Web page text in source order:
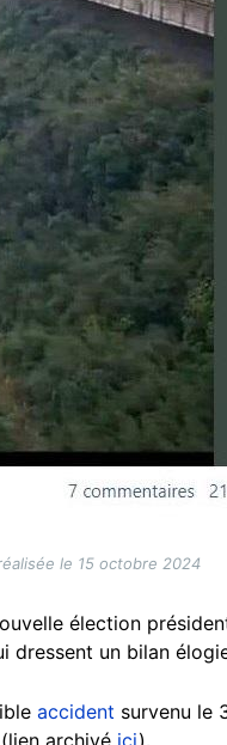
le 15 octobre 2024
élection
dressent un bilan
accident survenu le
archivé ici).